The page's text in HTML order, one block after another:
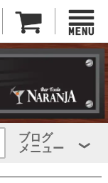
ブログ
メニュー